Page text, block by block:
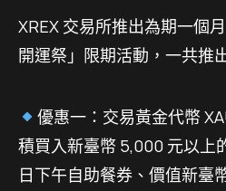
XREX 交易所推出為期一個
開運祭」限期活動，一共推
優惠一：交易黃金代幣
積買入新臺幣 5,000 元以上
日下午自助餐券、價值新臺